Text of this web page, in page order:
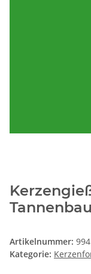
Artikelnummer:
Kategorie: